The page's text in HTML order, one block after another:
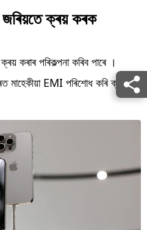
ক্ৰয় কৰক
কৰাৰ পৰিকল্পনা কৰিব পাৰে ।
মাহেকীয়া EMI পৰিশোধ কৰি ক্ৰয়